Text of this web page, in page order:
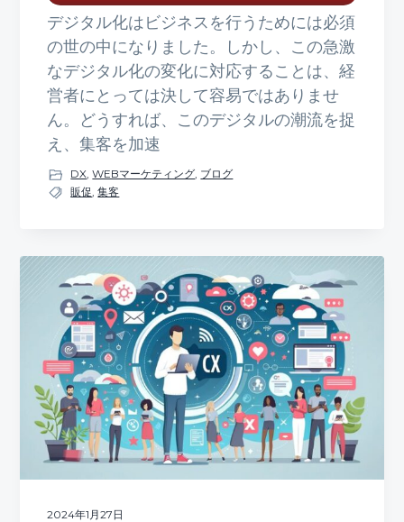
デジタル化はビジネスを行うためには必須
の世の中になりました。しかし、この急激
なデジタル化の変化に対応することは、経
営者にとっては決して容易ではありませ
ん。どうすれば、このデジタルの潮流を捉
え、集客を加速
DX,WEBマーケティング, ブログ
販促,集客
2024年1月27日